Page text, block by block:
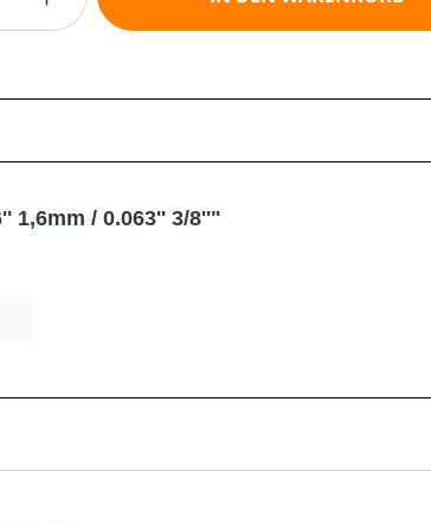
1,6mm / 0.063'' 3/8''"